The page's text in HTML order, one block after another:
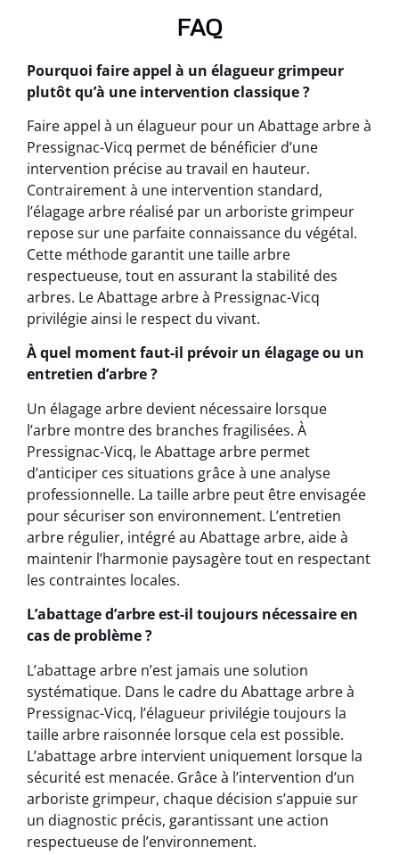
FAQ
Pourquoi faire appel à un élagueur grimpeur
plutôt qu’à une intervention classique ?
Faire appel à un élagueur pour un Abattage arbre à
Pressignac-Vicq permet de bénéficier d’une
intervention précise au travail en hauteur.
Contrairement à une intervention standard,
l’élagage arbre réalisé par un arboriste grimpeur
repose sur une parfaite connaissance du végétal.
Cette méthode garantit une taille arbre
respectueuse, tout en assurant la stabilité des
arbres. Le Abattage arbre à Pressignac-Vicq
privilégie ainsi le respect du vivant.
À quel moment faut-il prévoir un élagage ou un
entretien d’arbre ?
Un élagage arbre devient nécessaire lorsque
l’arbre montre des branches fragilisées. À
Pressignac-Vicq, le Abattage arbre permet
d’anticiper ces situations grâce à une analyse
professionnelle. La taille arbre peut être envisagée
pour sécuriser son environnement. L’entretien
arbre régulier, intégré au Abattage arbre, aide à
maintenir l’harmonie paysagère tout en respectant
les contraintes locales.
L’abattage d’arbre est-il toujours nécessaire en
cas de problème ?
L’abattage arbre n’est jamais une solution
systématique. Dans le cadre du Abattage arbre à
Pressignac-Vicq, l’élagueur privilégie toujours la
taille arbre raisonnée lorsque cela est possible.
L’abattage arbre intervient uniquement lorsque la
sécurité est menacée. Grâce à l’intervention d’un
arboriste grimpeur, chaque décision s’appuie sur
un diagnostic précis, garantissant une action
respectueuse de l’environnement.